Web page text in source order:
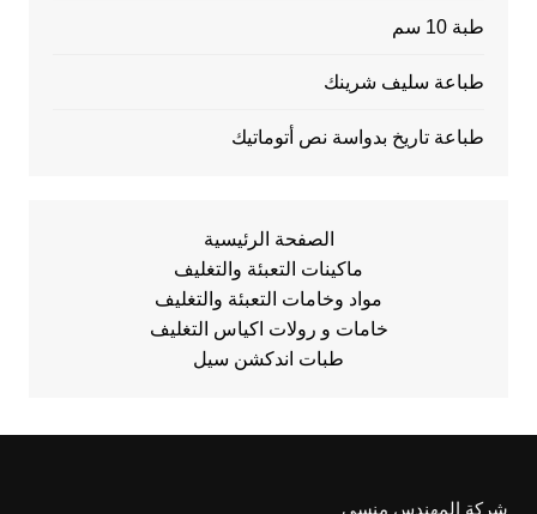
طبة 10 سم
طباعة سليف شرينك
طباعة تاريخ بدواسة نص أتوماتيك
الصفحة الرئيسية
ماكينات التعبئة والتغليف
مواد وخامات التعبئة والتغليف
خامات و رولات اكياس التغليف
طبات اندكشن سيل
شركة المهندس منسي